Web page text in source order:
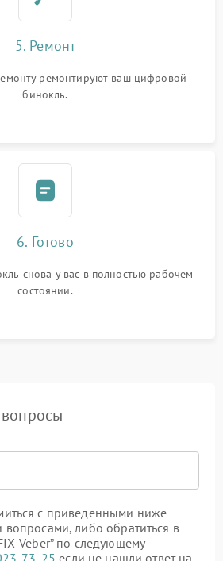
5. Ремонт
ремонтируют ваш цифровой
бинокль.
6. Готово
снова у вас в полностью рабочем
состоянии.
с приведенными ниже
либо обратиться в
Veber” по следующему
73-25 если не нашли ответ на